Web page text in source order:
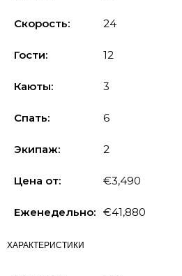
Скорость: 24
Гости: 12
Каюты: 3
Спать: 6
Экипаж: 2
Цена от: €3,490
Еженедельно: €41,880
ХАРАКТЕРИСТИКИ